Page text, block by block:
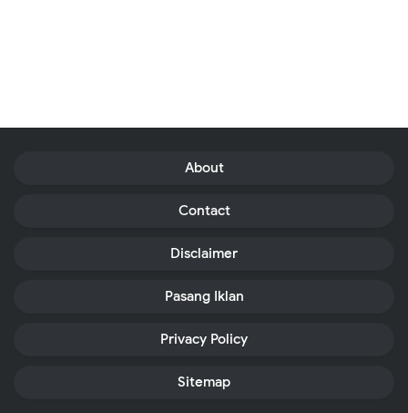
About
Contact
Disclaimer
Pasang Iklan
Privacy Policy
Sitemap